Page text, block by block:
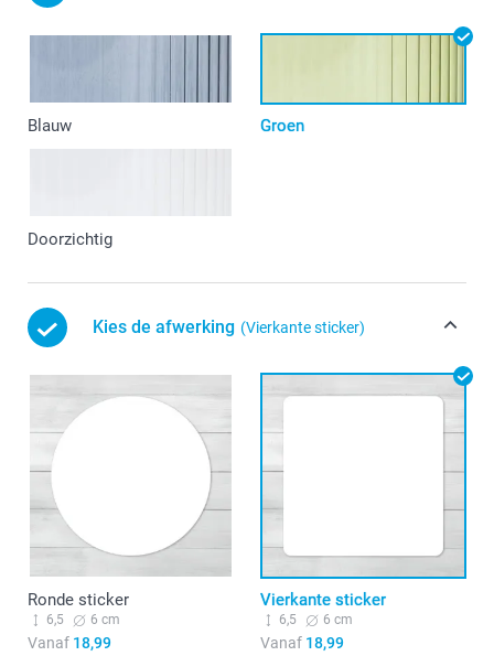
Blauw Groen
Doorzichtig
Kies de afwerking (Vierkante sticker)
Ronde sticker
6,5 6 cm
Vanaf 18,99
Vierkante sticker
6,5 6 cm
Vanaf18,99